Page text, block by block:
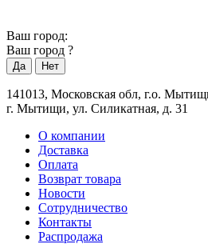
Ваш город:
Ваш город ?
141013, Московская обл, г.о.
г. Мытищи, ул. Силикатная, д. 31
О компании
Доставка
Оплата
Возврат товара
Новости
Сотрудничество
Контакты
Распродажа